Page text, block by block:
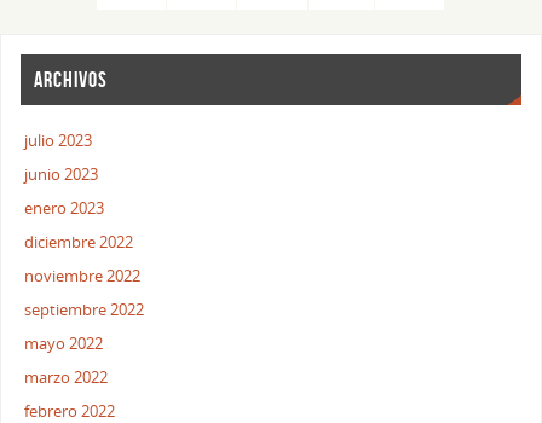
ARCHIVOS
julio 2023
junio 2023
enero 2023
diciembre 2022
noviembre 2022
septiembre 2022
mayo 2022
marzo 2022
febrero 2022